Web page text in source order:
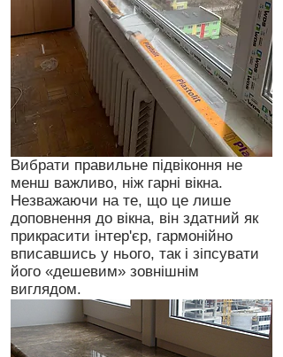
Вибрати правильне підвіконня не
менш важливо, ніж гарні вікна.
Незважаючи на те, що це лише
доповнення до вікна, він здатний як
прикрасити інтер'єр, гармонійно
вписавшись у нього, так і зіпсувати
його «дешевим» зовнішнім
виглядом.